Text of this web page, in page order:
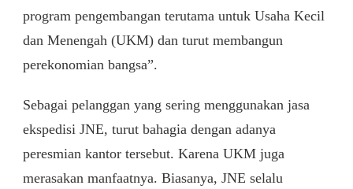
program pengembangan terutama untuk Usaha Kecil
dan Menengah (UKM) dan turut membangun
perekonomian bangsa”.
Sebagai pelanggan yang sering menggunakan jasa
ekspedisi JNE, turut bahagia dengan adanya
peresmian kantor tersebut. Karena UKM juga
merasakan manfaatnya. Biasanya, JNE selalu